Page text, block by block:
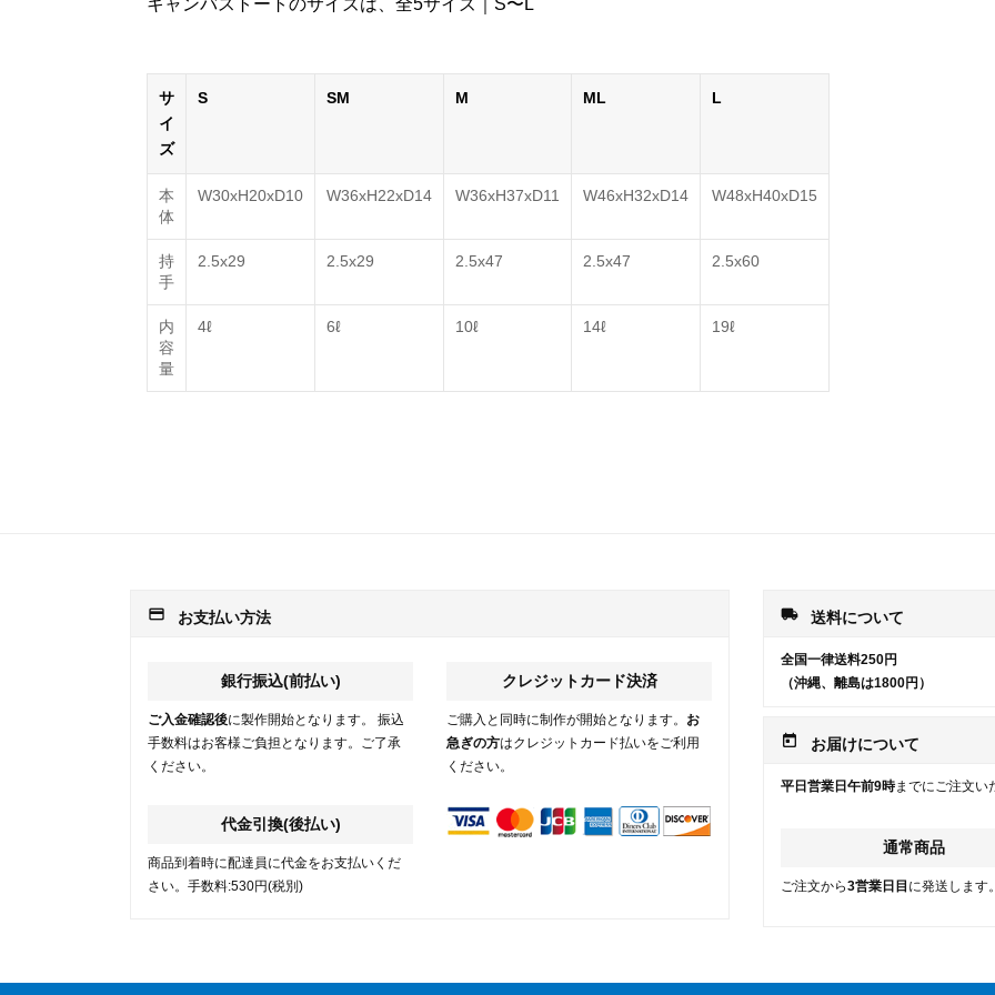
キャンバストートのサイズは、全5サイズ｜S〜L
サ
イ
ズ
S SM M ML L
本
体
W30xH20xD10 W36xH22xD14 W36xH37xD11 W46xH32xD14 W48xH40xD15
持
手
2.5x29 2.5x29 2.5x47 2.5x47 2.5x60
内
容
量
4ℓ 6ℓ 10ℓ 14ℓ 19ℓ
payment お支払い方法
銀行振込(前払い)
ご入金確認後に製作開始となります。 振込
手数料はお客様ご負担となります。ご了承
ください。
代金引換(後払い)
商品到着時に配達員に代金をお支払いくだ
さい。手数料:530円(税別)
クレジットカード決済
ご購入と同時に制作が開始となります。 お
急ぎの方はクレジットカード払いをご利用
ください。
local_shipping 送料について
全国一律送料250円
（沖縄、離島は1800円）
today お届けについて
平日営業日午前9時までにご注文い
通常商品
ご注文から3営業日目 に発送します。